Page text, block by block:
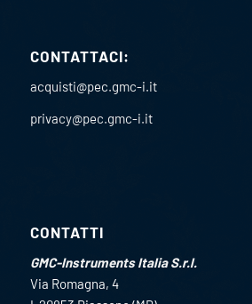
CONTATTACI:
acquisti@pec.gmc-i.it
privacy@pec.gmc-i.it
CONTATTI
GMC-Instruments Italia S.r.l.
Via Romagna, 4